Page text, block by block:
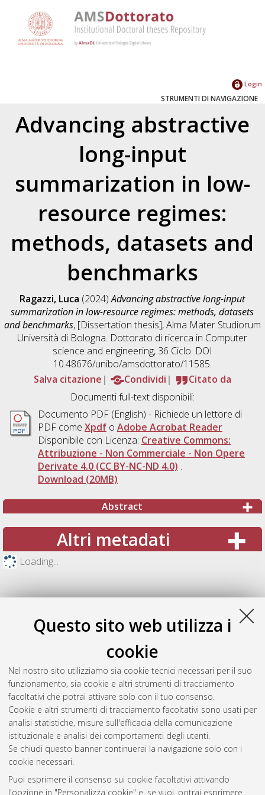
Questo sito web utilizza i
cookie
Nel nostro sito utilizziamo sia cookie tecnici necessari per il suo
funzionamento, sia cookie e altri strumenti di tracciamento
facoltativi che potrai attivare solo con il tuo consenso.
Cookie e altri strumenti di tracciamento facoltativi sono usati per
analisi statistiche, misure sull'efficacia della comunicazione
istituzionale e analisi dei comportamenti degli utenti.
Se chiudi questo banner continuerai la navigazione solo con i
cookie necessari.
Puoi esprimere il consenso sui cookie facoltativi attivando
l'opzione in "Personalizza cookie" e, se vuoi, potrai esprimere
Login
STRUMENTI DI NAVIGAZIONE
Advancing abstractive
long-input
summarization in low-
resource regimes:
methods, datasets and
benchmarks
Ragazzi, Luca (2024)Advancing abstractive long-input
summarization in low-resource regimes: methods, datasets
and benchmarks, [Dissertation thesis], Alma Mater Studiorum
Università di Bologna. Dottorato di ricerca in Computer
science and engineering, 36 Ciclo. DOI
10.48676/unibo/amsdottorato/11585.
Salva citazione
Condividi
Citato da
Documenti full-text disponibili:
Documento PDF(English) - Richiede un lettore di
PDF come Xpdfo Adobe Acrobat Reader
Disponibile con Licenza: Creative Commons:
Attribuzione - Non Commerciale - Non Opere
Derivate 4.0 (CC BY-NC-ND 4.0) .
Download (20MB)
Abstract
Altri metadati
Loading...
Gestione del documento:
Atom
Rss 1.0